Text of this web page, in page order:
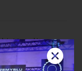
Metali,
Absolwent